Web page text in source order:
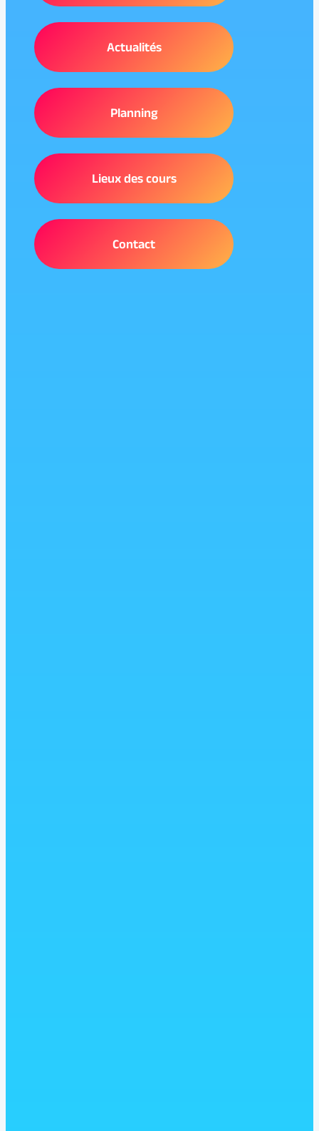
Actualités
Planning
Lieux des cours
Contact